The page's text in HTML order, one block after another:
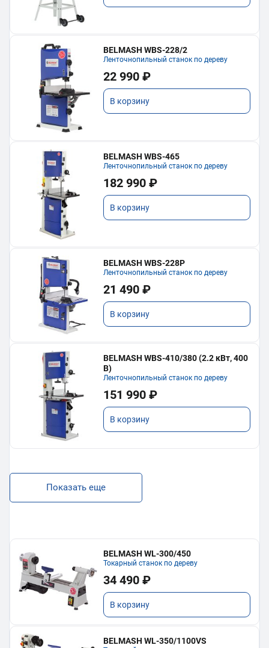
BELMASH WBS-228/2
Ленточнопильный станок по дереву
22 990 ₽
В корзину
BELMASH WBS-465
Ленточнопильный станок по дереву
182 990 ₽
В корзину
BELMASH WBS-228P
Ленточнопильный станок по дереву
21 490 ₽
В корзину
BELMASH WBS-410/380 (2.2 кВт, 400
В)
Ленточнопильный станок по дереву
151 990 ₽
В корзину
Показать еще
BELMASH WL-300/450
Токарный станок по дереву
34 490 ₽
В корзину
BELMASH WL-350/1100VS